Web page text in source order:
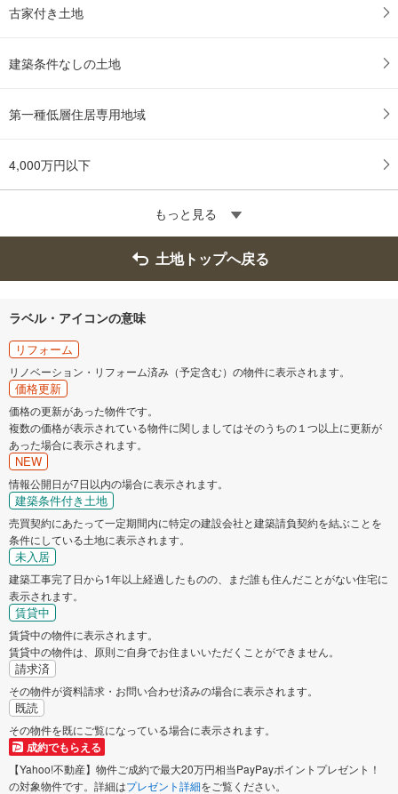
古家付き土地
建築条件なしの土地
第一種低層住居専用地域
4,000万円以下
もっと見る
土地トップへ戻る
ラベル・アイコンの意味
リフォーム
リノベーション・リフォーム済み（予定含む）の物件に表示されます。
価格更新
価格の更新があった物件です。
複数の価格が表示されている物件に関しましてはそのうちの１つ以上に更新が
あった場合に表示されます。
NEW
情報公開日が7日以内の場合に表示されます。
建築条件付き土地
売買契約にあたって一定期間内に特定の建設会社と建築請負契約を結ぶことを
条件にしている土地に表示されます。
未入居
建築工事完了日から1年以上経過したものの、まだ誰も住んだことがない住宅に
表示されます。
賃貸中
賃貸中の物件に表示されます。
賃貸中の物件は、原則ご自身でお住まいいただくことができません。
請求済
その物件が資料請求・お問い合わせ済みの場合に表示されます。
既読
その物件を既にご覧になっている場合に表示されます。
成約でもらえる
【Yahoo!不動産】物件ご成約で最大20万円相当PayPayポイントプレゼント！
の対象物件です。詳細はプレゼント詳細をご覧ください。